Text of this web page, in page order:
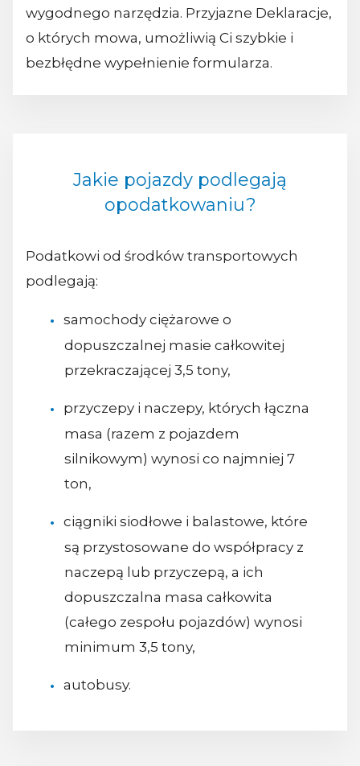
wygodnego narzędzia. Przyjazne Deklaracje,
o których mowa, umożliwią Ci szybkie i
bezbłędne wypełnienie formularza.
Jakie pojazdy podlegają
opodatkowaniu?
Podatkowi od środków transportowych
podlegają:
samochody ciężarowe o
dopuszczalnej masie całkowitej
przekraczającej 3,5 tony,
przyczepy i naczepy, których łączna
masa (razem z pojazdem
silnikowym) wynosi co najmniej 7
ton,
ciągniki siodłowe i balastowe, które
są przystosowane do współpracy z
naczepą lub przyczepą, a ich
dopuszczalna masa całkowita
(całego zespołu pojazdów) wynosi
minimum 3,5 tony,
autobusy.